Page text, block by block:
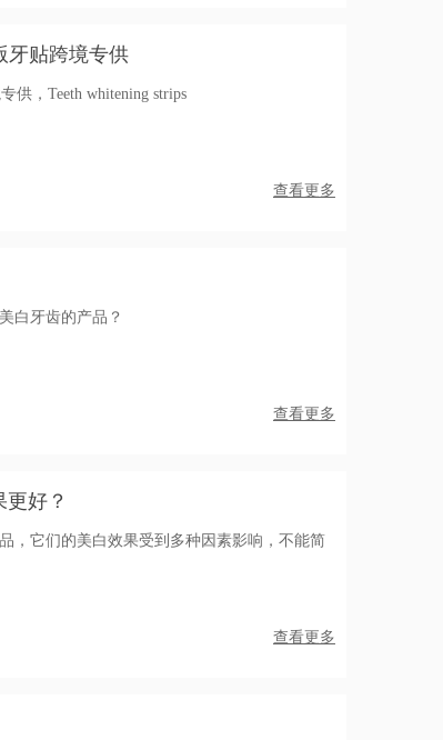
牙贴跨境专供
供，Teeth whitening strips
查看更多
白牙齿的产品？
查看更多
好？
，它们的美白效果受到多种因素影响，不能简
查看更多